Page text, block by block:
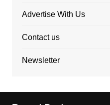
Advertise With Us
Contact us
Newsletter